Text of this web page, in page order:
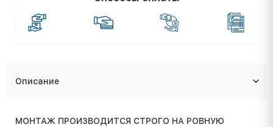
Описание
МОНТАЖ ПРОИЗВОДИТСЯ СТРОГО НА РОВНУЮ